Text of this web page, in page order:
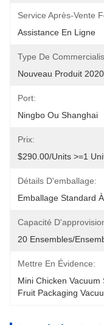
Service Après-Vente
Assistance En Ligne
Type De
Nouveau Produit 2020
Port:
Ningbo Ou Shanghai
Prix:
$290.00/units >=1
Détails D'emballage:
Emballage Standard
Capacité
20 Ensembles/
Mettre En Évidence:
Mini Chicken Vacuum
Fruit Packaging